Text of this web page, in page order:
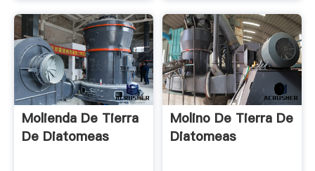
Molienda De Tierra
De Diatomeas
Molino De Tierra De
Diatomeas